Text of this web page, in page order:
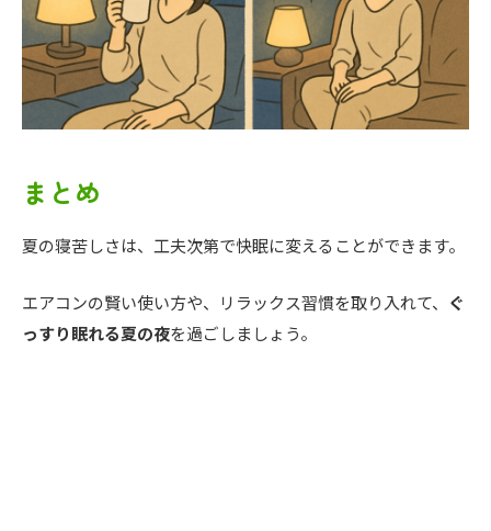
まとめ
夏の寝苦しさは、工夫次第で快眠に変えることができます。
エアコンの賢い使い方や、リラックス習慣を取り入れて、 ぐ
っすり眠れる夏の夜を過ごしましょう。